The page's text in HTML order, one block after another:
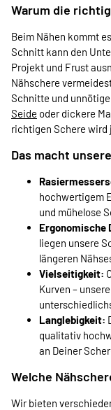
Warum die
Beim Nähen kommt
Schnitt kann den
Projekt und Frust
Nähschere
Schnitte und
Seide oder dickere
richtigen Schere wird
Das macht
hochwertigem
und mühelose
Ergonomische
liegen unsere
längeren
Vielseitigkeit:
Kurven –
Langlebigkeit:
qualitativ
an Deiner
Welche
Wir bieten